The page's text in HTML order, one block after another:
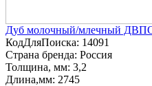
Дуб молочный/млечный ДВПО
КодДляПоиска: 14091
Страна бренда: Россия
Толщина, мм: 3,2
Длина,мм: 2745